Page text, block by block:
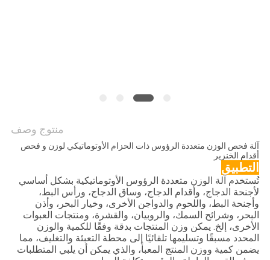
منتوج وصف
آلة فحص الوزن متعددة الرؤوس ذات الحزام الأوتوماتيكي لوزن و فحص
أقدام الخنزير
التطبيق
تُستخدم آلة الوزن متعددة الرؤوس الأوتوماتيكية بشكل أساسي
لأجنحة الدجاج، وأقدام الدجاج، وساق الدجاج، ورأس البط،
وأجنحة البط، واللحوم والدواجن الأخرى، وخيار البحر، وأذن
البحر، وشرائح السمك، والروبيان، والقشرة، ومنتجات العبوات
الأخرى، إلخ. يمكن وزن المنتجات بدقة وفقًا للكمية والوزن
المحدد مسبقًا وتسليمها تلقائيًا إلى محطة التعبئة والتغليف، مما
يضمن كمية ووزن المنتج المعبأ، والذي يمكن أن يلبي المتطلبات